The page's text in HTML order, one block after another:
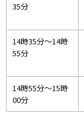
35分
14時35分～14時
55分
14時55分～15時
00分